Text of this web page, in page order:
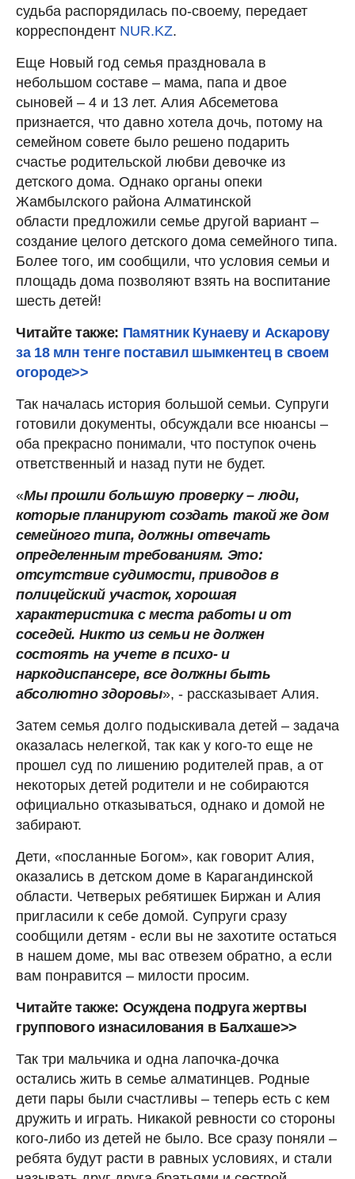
судьба распорядилась по-своему, передает
корреспондент NUR.KZ.
Еще Новый год семья праздновала в
небольшом составе – мама, папа и двое
сыновей – 4 и 13 лет. Алия Абсеметова
признается, что давно хотела дочь, потому на
семейном совете было решено подарить
счастье родительской любви девочке из
детского дома. Однако органы опеки
Жамбылского района Алматинской
области предложили семье другой вариант –
создание целого детского дома семейного типа.
Более того, им сообщили, что условия семьи и
площадь дома позволяют взять на воспитание
шесть детей!
Читайте также: Памятник Кунаеву и Аскарову
за 18 млн тенге поставил шымкентец в своем
огороде>>
Так началась история большой семьи. Супруги
готовили документы, обсуждали все нюансы –
оба прекрасно понимали, что поступок очень
ответственный и назад пути не будет.
«Мы прошли большую проверку – люди,
которые планируют создать такой же дом
семейного типа, должны отвечать
определенным требованиям. Это:
отсутствие судимости, приводов в
полицейский участок, хорошая
характеристика с места работы и от
соседей. Никто из семьи не должен
состоять на учете в психо- и
наркодиспансере, все должны быть
абсолютно здоровы», - рассказывает Алия.
Затем семья долго подыскивала детей – задача
оказалась нелегкой, так как у кого-то еще не
прошел суд по лишению родителей прав, а от
некоторых детей родители и не собираются
официально отказываться, однако и домой не
забирают.
Дети, «посланные Богом», как говорит Алия,
оказались в детском доме в Карагандинской
области. Четверых ребятишек Биржан и Алия
пригласили к себе домой. Супруги сразу
сообщили детям - если вы не захотите остаться
в нашем доме, мы вас отвезем обратно, а если
вам понравится – милости просим.
Читайте также: Осуждена подруга жертвы
группового изнасилования в Балхаше>>
Так три мальчика и одна лапочка-дочка
остались жить в семье алматинцев. Родные
дети пары были счастливы – теперь есть с кем
дружить и играть. Никакой ревности со стороны
кого-либо из детей не было. Все сразу поняли –
ребята будут расти в равных условиях, и стали